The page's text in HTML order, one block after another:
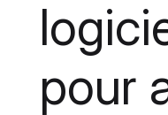
pour